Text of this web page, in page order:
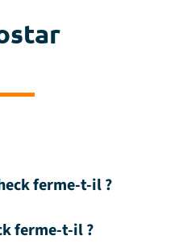
ferme-t-il ?
ferme-t-il ?